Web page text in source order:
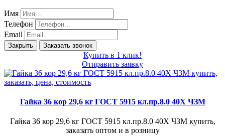
Имя
Телефон
Email
Закрыть Заказать звонок
Купить в 1 клик!
Отправить заявку
Гайка 36 кор 29,6 кг ГОСТ 5915 кл.пр.8.0 40Х ЧЗМ
Гайка 36 кор 29,6 кг ГОСТ 5915 кл.пр.8.0 40Х ЧЗМ купить,
заказать оптом и в розницу